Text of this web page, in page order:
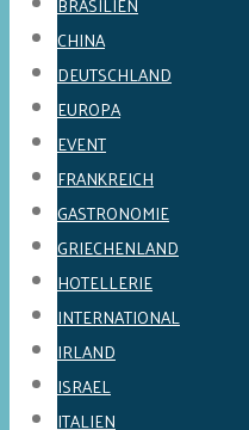
CHINA
DEUTSCHLAND
EUROPA
EVENT
FRANKREICH
GASTRONOMIE
GRIECHENLAND
HOTELLERIE
INTERNATIONAL
IRLAND
ISRAEL
ITALIEN